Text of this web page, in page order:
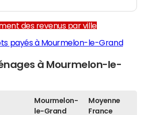
des revenus par ville
payés à Mourmelon-le-Grand
à Mourmelon-le-
Mourmelon-
le-Grand
Moyenne
France